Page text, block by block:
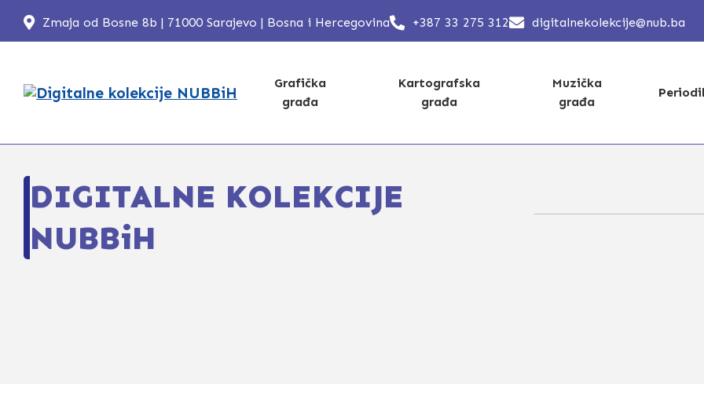
Zmaja od Bosne 8b | 71000 Sarajevo | Bosna i Hercegovina +387 33 275 312 digitalnekolekcije@nub.ba
Grafička
građa
Kartografska
građa
Muzička
građa
DIGITALNE KOLEKCIJE
NUBBiH